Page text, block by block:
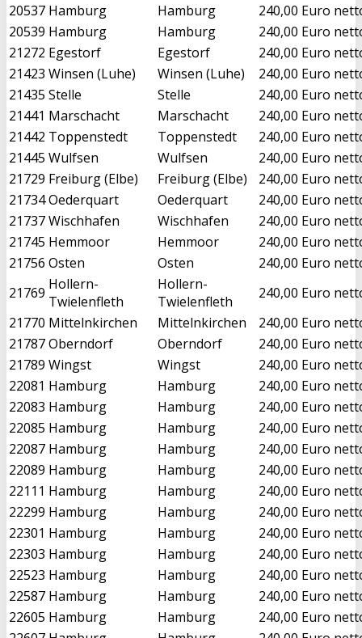
20537 Hamburg Hamburg
240,00 Euro
20539 Hamburg Hamburg
240,00 Euro
21272 Egestorf Egestorf
240,00 Euro
21423 Winsen (Luhe) Winsen (Luhe)
240,00 Euro
21435 Stelle Stelle
240,00 Euro
21441 Marschacht Marschacht
240,00 Euro
21442 Toppenstedt Toppenstedt
240,00 Euro
21445 Wulfsen Wulfsen
240,00 Euro
21729 Freiburg (Elbe) Freiburg (Elbe)
240,00 Euro
21734Oederquart Oederquart
240,00 Euro
21737Wischhafen Wischhafen
240,00 Euro
21745 Hemmoor Hemmoor
240,00 Euro
21756 Osten Osten
240,00 Euro
21769 Hollern-
Twielenfleth
Hollern-
Twielenfleth
240,00 Euro
21770 Mittelnkirchen Mittelnkirchen
240,00 Euro
21787Oberndorf Oberndorf
240,00 Euro
21789 Wingst Wingst
240,00 Euro
22081 Hamburg Hamburg
240,00 Euro
22083 Hamburg Hamburg
240,00 Euro
22085 Hamburg Hamburg
240,00 Euro
22087 Hamburg Hamburg
240,00 Euro
22089 Hamburg Hamburg
240,00 Euro
22111 Hamburg Hamburg
240,00 Euro
22299 Hamburg Hamburg
240,00 Euro
22301 Hamburg Hamburg
240,00 Euro
22303 Hamburg Hamburg
240,00 Euro
22523 Hamburg Hamburg
240,00 Euro
22587 Hamburg Hamburg
240,00 Euro
22605 Hamburg Hamburg
240,00 Euro